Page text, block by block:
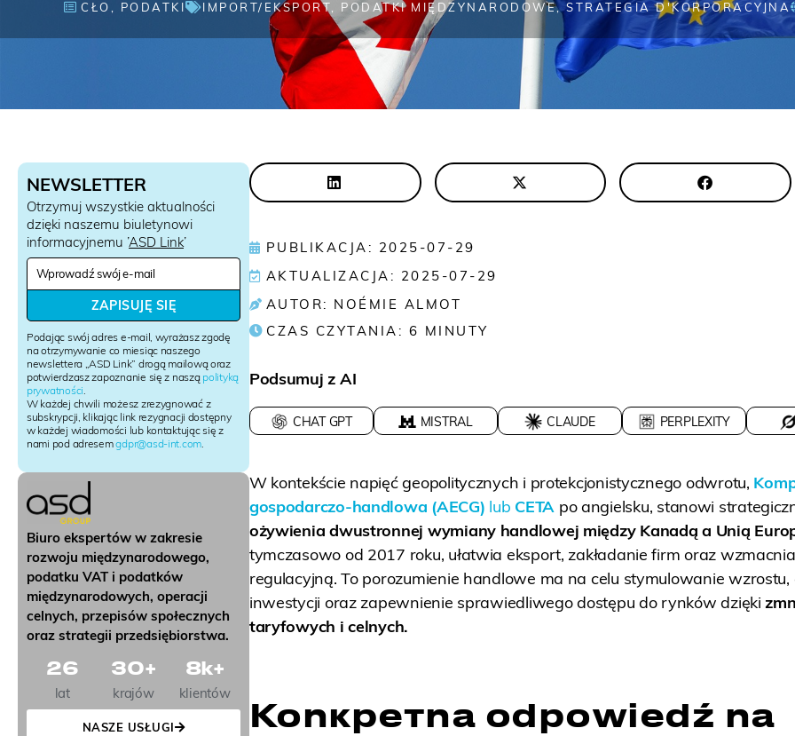
CŁO PODATKI IMPORT/EKSPORT PODATKI MIĘDZYNARODOWE,STRATEGIA D'KORPORACYJNA
NEWSLETTER
Otrzymuj wszystkie aktualności
dzięki naszemu biuletynowi
informacyjnemu ’ASD Link’
N
s
l
e
t
t
e
r
S
i
u
p
Podając swój adres e-mail, wyrażasz zgodę
na otrzymywanie co miesiąc naszego
newslettera „ASD Link” drogą mailową oraz
potwierdzasz zapoznanie się z naszą polityką
prywatności
W każdej chwili możesz zrezygnować z
subskrypcji, klikając link rezygnacji dostępny
w każdej wiadomości lub kontaktując się z
nami pod adresemgdpr@asd-int.com
ZAPISUJĘ SIĘ
Biuro ekspertów w zakresie
rozwoju międzynarodowego,
podatku VAT i podatków
międzynarodowych, operacji
celnych, przepisów społecznych
oraz strategii przedsiębiorstwa.
lat
26
krajów
30+
klientów
8k+
NASZE USŁUGI
PUBLIKACJA: 2025-07-29
AKTUALIZACJA: 2025-07-29
AUTOR: NOÉMIE ALMOT
CZAS CZYTANIA: 6 MINUTY
Podsumuj z AI
CHAT GPT MISTRAL CLAUDE PERPLEXITY
W kontekście napięć geopolitycznych i protekcjonistycznego odwrotu,
gospodarczo-handlowa (AECG) lub CETA po angielsku, stanowi
ożywienia dwustronnej wymiany handlowej między Kanadą a Unią
tymczasowo od 2017 roku, ułatwia eksport, zakładanie firm oraz
regulacyjną. To porozumienie handlowe ma na celu stymulowanie wzrostu,
inwestycji oraz zapewnienie sprawiedliwego dostępu do rynków dzięki
taryfowych i celnych.
Konкретna odpowiedź na